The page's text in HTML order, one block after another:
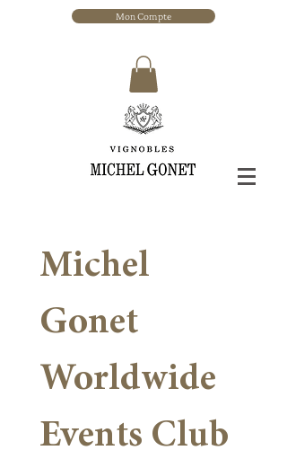
Mon Compte
Michel
Gonet
Worldwide
Events Club